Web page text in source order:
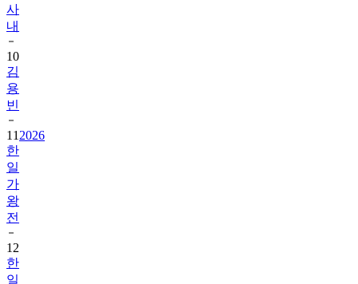
사
내
10
김
용
빈
11 2026
한
일
가
왕
전
12
한
일